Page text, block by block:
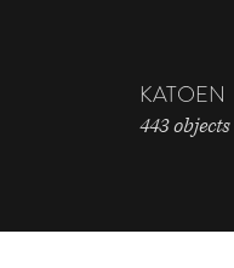
KATOEN
443 objects